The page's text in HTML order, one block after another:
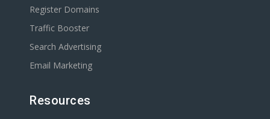
Register Domains
Traffic Booster
Search Advertising
Email Marketing
Resources